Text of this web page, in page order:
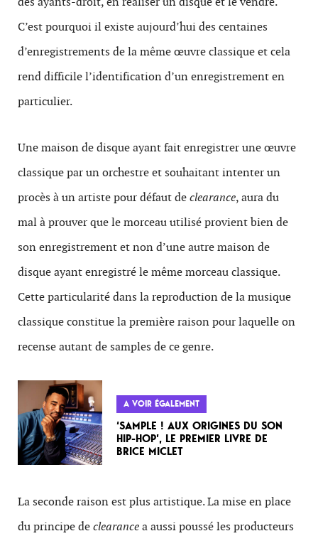
C’est pourquoi il existe aujourd’hui des centaines
d’enregistrements de la même œuvre classique et cela
rend difficile l’identification d’un enregistrement en
particulier.
Une maison de disque ayant fait enregistrer une œuvre
classique par un orchestre et souhaitant intenter un
procès à un artiste pour défaut declearance, aura du
mal à prouver que le morceau utilisé provient bien de
son enregistrement et non d’une autre maison de
disque ayant enregistré le même morceau classique.
Cette particularité dans la reproduction de la musique
classique constitue la première raison pour laquelle on
recense autant de samples de ce genre.
A VOIR ÉGALEMENT
‘SAMPLE ! AUX ORIGINES DU SON
HIP-HOP’, LE PREMIER LIVRE DE
BRICE MICLET
La seconde raison est plus artistique. La mise en place
du principe declearancea aussi poussé les producteurs